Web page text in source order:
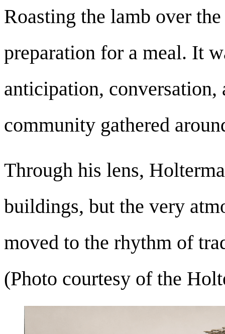
Roasting the lamb over
preparation for a meal. It
anticipation, conversation,
community gathered
Through his lens,
buildings, but the very
moved to the rhythm of
(Photo courtesy of the